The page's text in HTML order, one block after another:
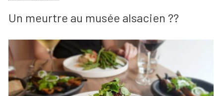
Un meurtre au musée alsacien ??